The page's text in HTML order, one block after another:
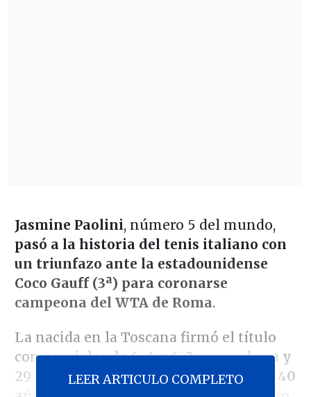
Jasmine Paolini, número 5 del mundo,
pasó a la historia del tenis italiano con
un triunfazo ante la estadounidense
Coco Gauff (3ª) para coronarse
campeona del WTA de Roma.
La nacida en la Toscana firmó el título
conparciales de 6-4 y 6-2en una hora y
29 minutos, rompiendo una sequía de 40
LEER ARTICULO COMPLETO